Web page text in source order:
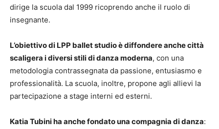
dirige la scuola dal 1999 ricoprendo anche il ruolo di
insegnante.
L’obiettivo di LPP ballet studio è diffondere anche città
scaligera i diversi stili di danza moderna, con una
metodologia contrassegnata da passione, entusiasmo e
professionalità. La scuola, inoltre, propone agli allievi la
partecipazione a stage interni ed esterni.
Katia Tubini ha anche fondato una compagnia di danza: